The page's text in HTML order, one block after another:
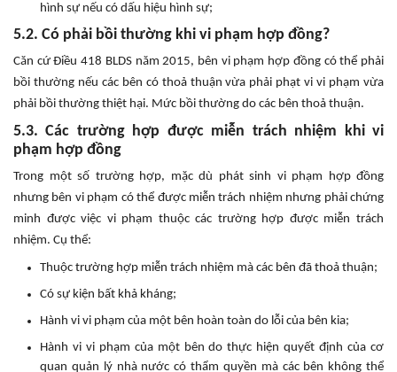
hình sự nếu có dấu hiệu hình sự;
5.2. Có phải bồi thường khi vi phạm hợp đồng?
Căn cứ Điều 418 BLDS năm 2015, bên vi phạm hợp đồng có thể phải
bồi thường nếu các bên có thoả thuận vừa phải phạt vi vi phạm vừa
phải bồi thường thiệt hại. Mức bồi thường do các bên thoả thuận.
5.3. Các trường hợp được miễn trách nhiệm khi vi
phạm hợp đồng
Trong một số trường hợp, mặc dù phát sinh vi phạm hợp đồng
nhưng bên vi phạm có thể được miễn trách nhiệm nhưng phải chứng
minh được việc vi phạm thuộc các trường hợp được miễn trách
nhiệm. Cụ thể:
Thuộc trường hợp miễn trách nhiệm mà các bên đã thoả thuận;
Có sự kiện bất khả kháng;
Hành vi vi phạm của một bên hoàn toàn do lỗi của bên kia;
Hành vi vi phạm của một bên do thực hiện quyết định của cơ
quan quản lý nhà nước có thẩm quyền mà các bên không thể